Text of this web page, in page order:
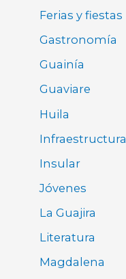
Ferias y fiestas
Gastronomía
Guainía
Guaviare
Huila
Infraestructura
Insular
Jóvenes
La Guajira
Literatura
Magdalena